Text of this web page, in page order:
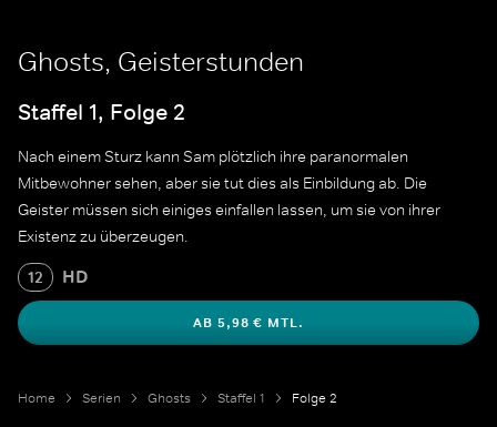
Ghosts, Geisterstunden
Staffel 1, Folge 2
Nach einem Sturz kann Sam plötzlich ihre paranormalen
Mitbewohner sehen, aber sie tut dies als Einbildung ab. Die
Geister müssen sich einiges einfallen lassen, um sie von ihrer
Existenz zu überzeugen.
12 HD
AB 5,98 € MTL.
Home Serien Ghosts Staffel 1 Folge 2